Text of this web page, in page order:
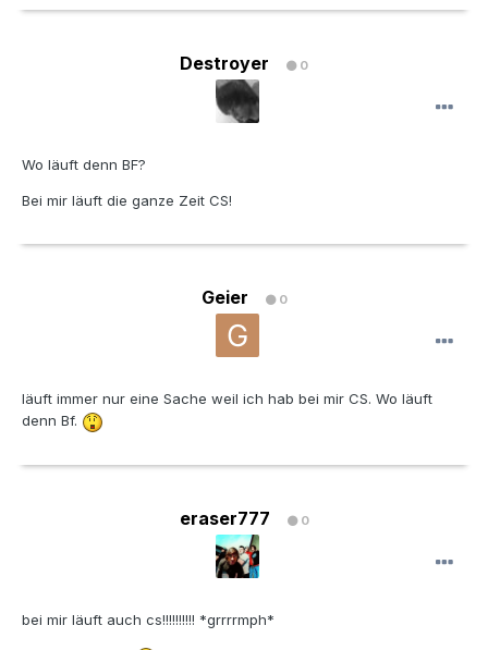
Destroyer 0
Wo läuft denn BF?
Bei mir läuft die ganze Zeit CS!
Geier 0
läuft immer nur eine Sache weil ich hab bei mir CS. Wo läuft
denn Bf.
eraser777 0
bei mir läuft auch cs!!!!!!!!!! *grrrrmph*